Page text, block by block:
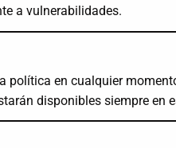
a vulnerabilidades.
política en cualquier
disponibles siempre en